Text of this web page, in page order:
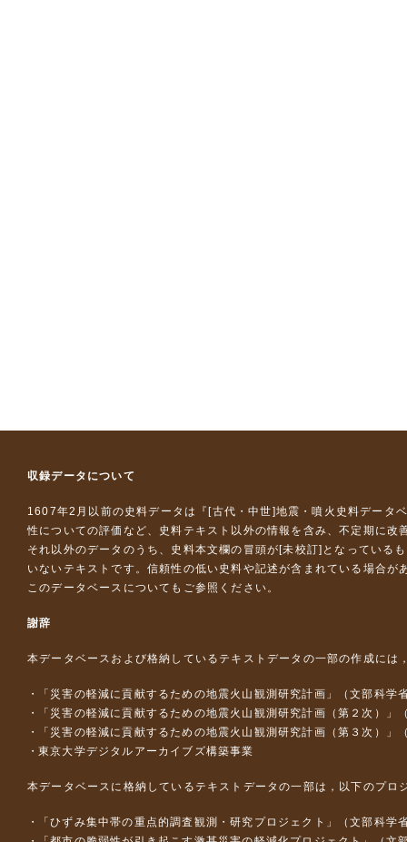
収録データについて
1607年2月以前の史料データは『 [古代・中世]地震・噴火史料データ
性についての評価など、史料テキスト以外の情報を含み、不定期に改
それ以外のデータのうち、史料本文欄の冒頭が[未校訂]となっている
いないテキストです。信頼性の低い史料や記述が含まれている場合が
このデータベースについて もご参照ください。
謝辞
本データベースおよび格納しているテキストデータの一部の作成には
「災害の軽減に貢献するための地震火山観測研究計画」（文部科学
「災害の軽減に貢献するための地震火山観測研究計画（第２次）」
「災害の軽減に貢献するための地震火山観測研究計画（第３次）」
東京大学デジタルアーカイブズ構築事業
本データベースに格納しているテキストデータの一部は，以下のプロ
「ひずみ集中帯の重点的調査観測・研究プロジェクト」（文部科